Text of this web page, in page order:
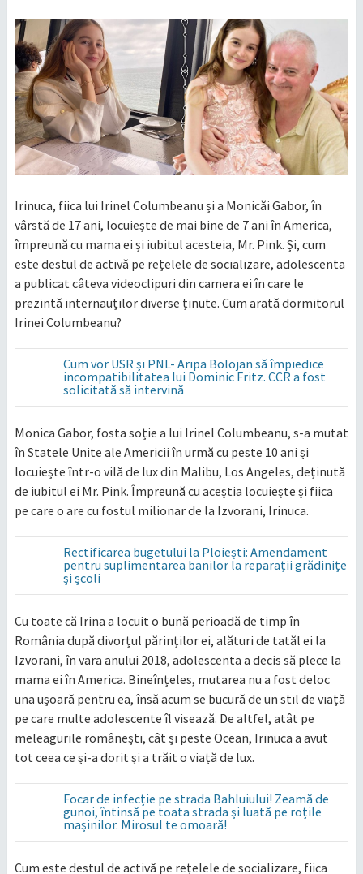
Irinuca, fiica lui Irinel Columbeanu și a Monicăi Gabor, în
vârstă de 17 ani, locuiește de mai bine de 7 ani în America,
împreună cu mama ei și iubitul acesteia, Mr. Pink. Și, cum
este destul de activă pe rețelele de socializare, adolescenta
a publicat câteva videoclipuri din camera ei în care le
prezintă internauților diverse ținute. Cum arată dormitorul
Irinei Columbeanu?
Cum vor USR şi PNL- Aripa Bolojan să împiedice
incompatibilitatea lui Dominic Fritz. CCR a fost
solicitată să intervină
Monica Gabor, fosta soție a lui Irinel Columbeanu, s-a mutat
în Statele Unite ale Americii în urmă cu peste 10 ani și
locuiește într-o vilă de lux din Malibu, Los Angeles, deținută
de iubitul ei Mr. Pink. Împreună cu aceștia locuiește și fiica
pe care o are cu fostul milionar de la Izvorani, Irinuca.
Rectificarea bugetului la Ploiești: Amendament
pentru suplimentarea banilor la reparații grădinițe
și școli
Cu toate că Irina a locuit o bună perioadă de timp în
România după divorțul părinților ei, alături de tatăl ei la
Izvorani, în vara anului 2018, adolescenta a decis să plece la
mama ei în America. Bineînțeles, mutarea nu a fost deloc
una ușoară pentru ea, însă acum se bucură de un stil de viață
pe care multe adolescente îl visează. De altfel, atât pe
meleagurile românești, cât și peste Ocean, Irinuca a avut
tot ceea ce și-a dorit și a trăit o viață de lux.
Focar de infecție pe strada Bahluiului! Zeamă de
gunoi, întinsă pe toata strada și luată pe roțile
mașinilor. Mirosul te omoară!
Cum este destul de activă pe rețelele de socializare, fiica